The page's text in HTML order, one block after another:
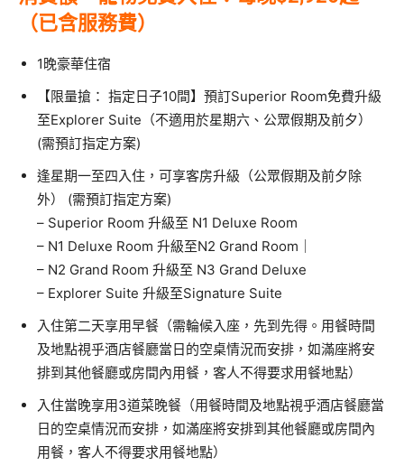
（已含服務費）
1晚豪華住宿
【限量搶： 指定日子10間】預訂Superior Room免費升級
至Explorer Suite（不適用於星期六、公眾假期及前夕）
(需預訂指定方案)
逢星期一至四入住，可享客房升級（公眾假期及前夕除
外） (需預訂指定方案)
– Superior Room 升級至 N1 Deluxe Room
– N1 Deluxe Room 升級至N2 Grand Room｜
– N2 Grand Room 升級至 N3 Grand Deluxe
– Explorer Suite 升級至Signature Suite
入住第二天享用早餐（需輪候入座，先到先得。用餐時間
及地點視乎酒店餐廳當日的空桌情況而安排，如滿座將安
排到其他餐廳或房間內用餐，客人不得要求用餐地點）
入住當晚享用3道菜晚餐（用餐時間及地點視乎酒店餐廳當
日的空桌情況而安排，如滿座將安排到其他餐廳或房間內
用餐，客人不得要求用餐地點）